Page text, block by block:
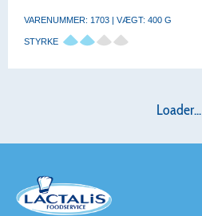
VARENUMMER: 1703 | VÆGT: 400 G
STYRKE
Loader...